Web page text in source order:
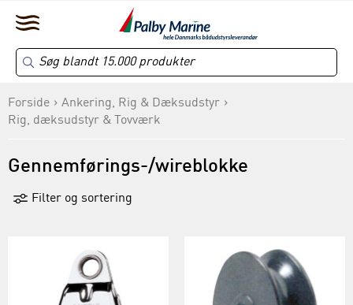
Forside
Ankering, Rig & Dæksudstyr
Rig, dæksudstyr & Tovværk
Gennemførings-/wireblokke
Filter og sortering